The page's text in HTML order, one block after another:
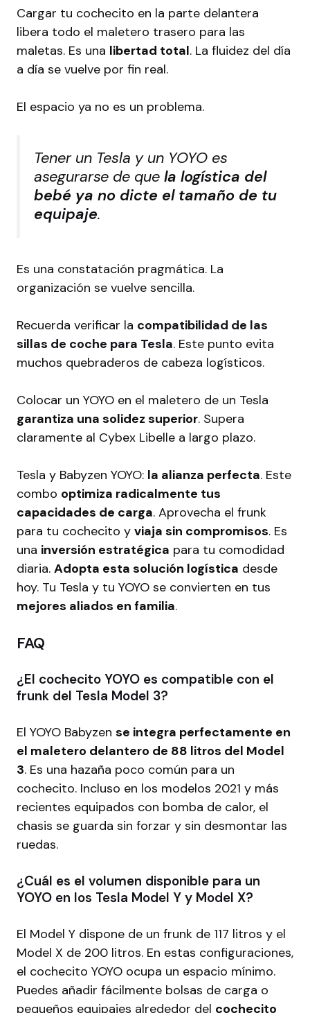
Cargar tu cochecito en la parte delantera
libera todo el maletero trasero para las
maletas. Es una libertad total. La fluidez del día
a día se vuelve por fin real.
El espacio ya no es un problema.
Tener un Tesla y un YOYO es
asegurarse de que la logística del
bebé ya no dicte el tamaño de tu
equipaje.
Es una constatación pragmática. La
organización se vuelve sencilla.
Recuerda verificar la compatibilidad de las
sillas de coche para Tesla. Este punto evita
muchos quebraderos de cabeza logísticos.
Colocar un YOYO en el maletero de un Tesla
garantiza una solidez superior. Supera
claramente al Cybex Libelle a largo plazo.
Tesla y Babyzen YOYO: la alianza perfecta. Este
combo optimiza radicalmente tus
capacidades de carga. Aprovecha el frunk
para tu cochecito y viaja sin compromisos. Es
una inversión estratégica para tu comodidad
diaria. Adopta esta solución logística desde
hoy. Tu Tesla y tu YOYO se convierten en tus
mejores aliados en familia.
FAQ
¿El cochecito YOYO es compatible con el
frunk del Tesla Model 3?
El YOYO Babyzen se integra perfectamente en
el maletero delantero de 88 litros del Model
3. Es una hazaña poco común para un
cochecito. Incluso en los modelos 2021 y más
recientes equipados con bomba de calor, el
chasis se guarda sin forzar y sin desmontar las
ruedas.
¿Cuál es el volumen disponible para un
YOYO en los Tesla Model Y y Model X?
El Model Y dispone de un frunk de 117 litros y el
Model X de 200 litros. En estas configuraciones,
el cochecito YOYO ocupa un espacio mínimo.
Puedes añadir fácilmente bolsas de carga o
pequeños equipajes alrededor del cochecito